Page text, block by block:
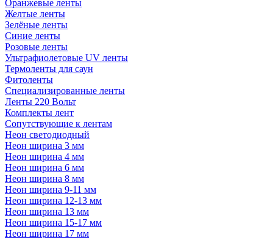
Оранжевые ленты
Желтые ленты
Зелёные ленты
Синие ленты
Розовые ленты
Ультрафиолетовые UV ленты
Термоленты для саун
Фитоленты
Специализированные ленты
Ленты 220 Вольт
Комплекты лент
Сопутствующие к лентам
Неон светодиодный
Неон ширина 3 мм
Неон ширина 4 мм
Неон ширина 6 мм
Неон ширина 8 мм
Неон ширина 9-11 мм
Неон ширина 12-13 мм
Неон ширина 13 мм
Неон ширина 15-17 мм
Неон ширина 17 мм